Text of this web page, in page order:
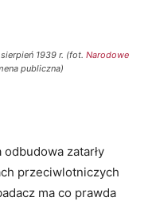
1939 r. (fot. Narodowe
publiczna)
zatarły
przeciwlotniczych
ma co prawda